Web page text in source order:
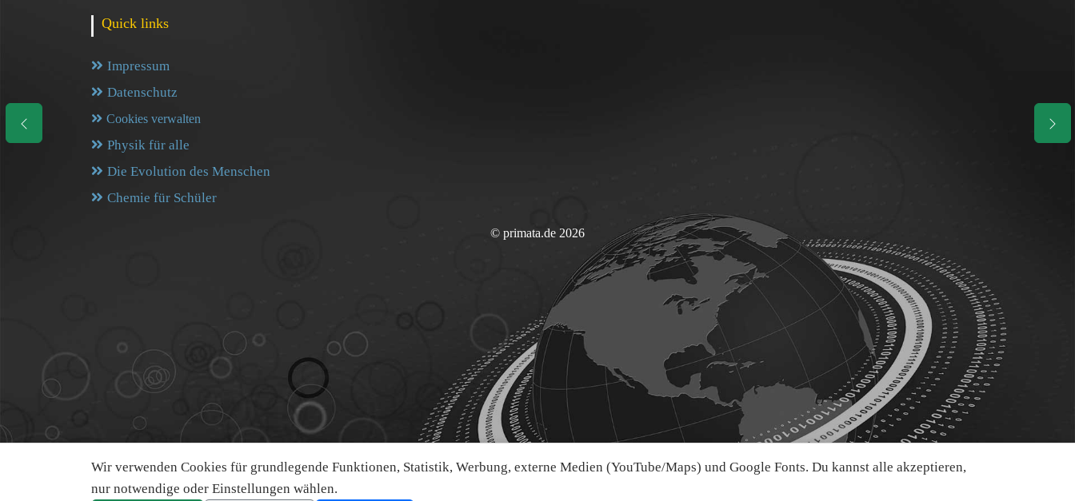
Wir verwenden Cookies für grundlegende Funktionen, Statistik, Werbung, externe Medien (YouTube/Maps) und Google Fonts. Du kannst alle akzeptieren,
nur notwendige oder Einstellungen wählen.
Quick links
Impressum
Datenschutz
Cookies verwalten
Physik für alle
Die Evolution des Menschen
Chemie für Schüler
© primata.de 2026